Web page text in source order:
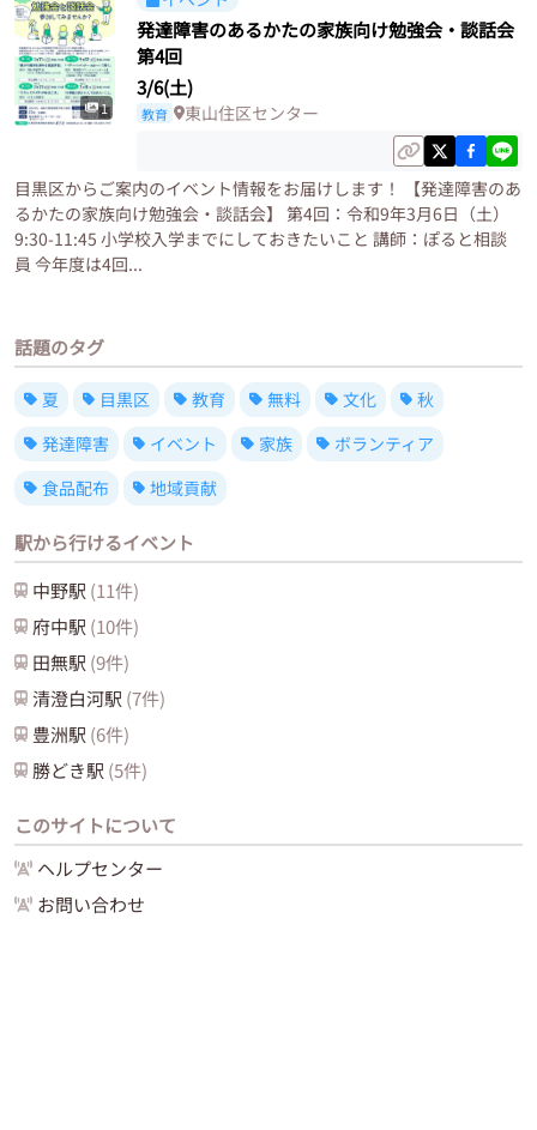
1
発達障害のあるかたの家族向け勉強会・談話会
第4回
3/6(土)
教育 東山住区センター
目黒区からご案内のイベント情報をお届けします！ 【発達障害のあ
るかたの家族向け勉強会・談話会】 第4回：令和9年3月6日（土）
9:30-11:45 小学校入学までにしておきたいこと 講師：ぽると相談
員 今年度は4回...
話題のタグ
夏 目黒区 教育 無料 文化
秋
発達障害
イベント 家族
ボランティア
食品配布
地域貢献
駅から行けるイベント
中野駅 (11件)
府中駅 (10件)
田無駅 (9件)
清澄白河駅 (7件)
豊洲駅 (6件)
勝どき駅 (5件)
このサイトについて
ヘルプセンター
お問い合わせ